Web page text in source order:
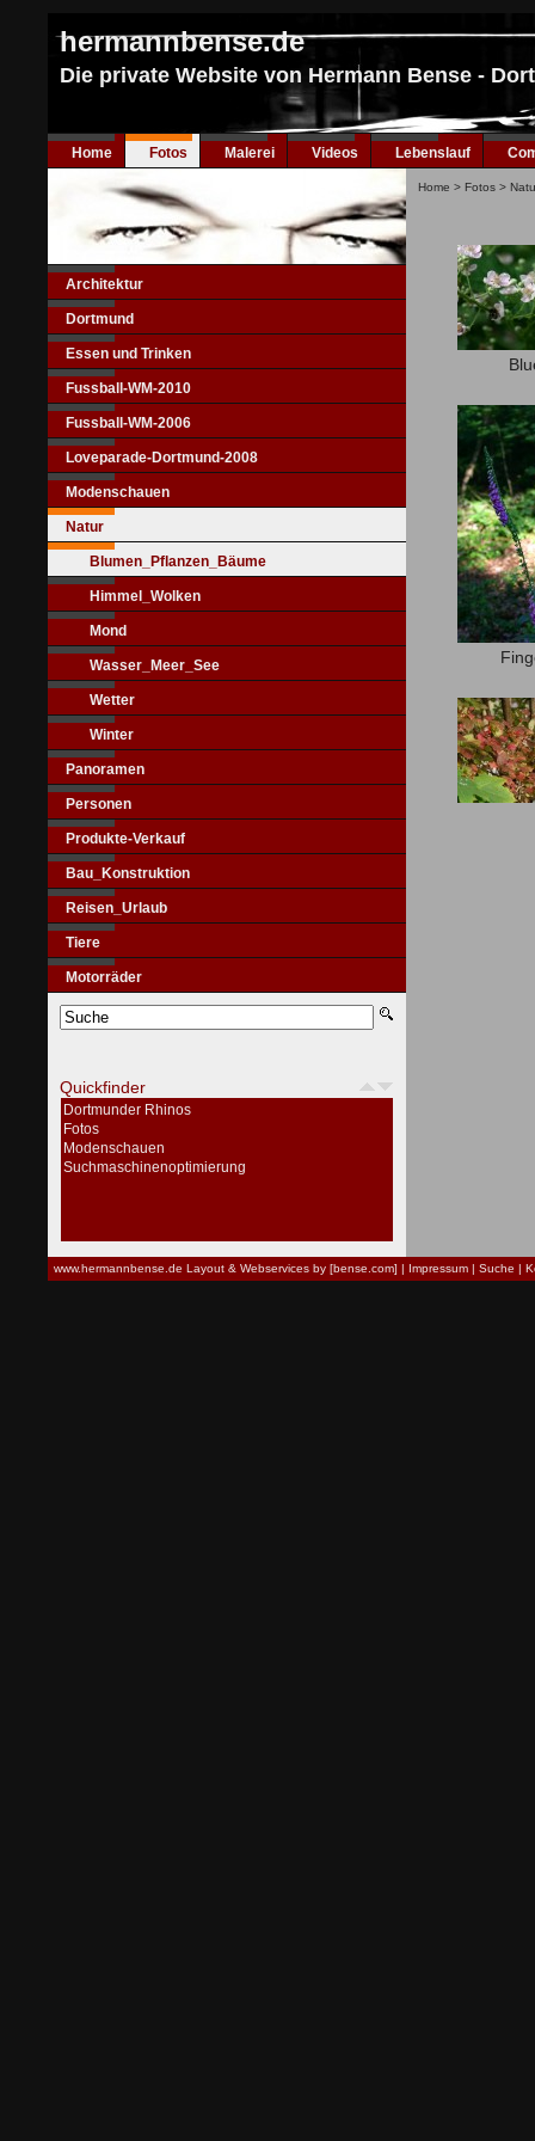
hermannbense.de
Die private Website von Hermann Bense -
Home Fotos Malerei Videos Lebenslauf
Architektur
Dortmund
Essen und Trinken
Fussball-WM-2010
Fussball-WM-2006
Loveparade-Dortmund-2008
Modenschauen
Natur
Blumen_Pflanzen_Bäume
Himmel_Wolken
Mond
Wasser_Meer_See
Wetter
Winter
Panoramen
Personen
Produkte-Verkauf
Bau_Konstruktion
Reisen_Urlaub
Tiere
Motorräder
Quickfinder
Dortmunder Rhinos
Fotos
Modenschauen
Suchmaschinenoptimierung
Home > Fotos >
www.hermannbense.de Layout & Webservices by [bense.com] | Impressum | Suche |